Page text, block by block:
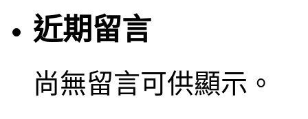
近期留言
尚無留言可供顯示。